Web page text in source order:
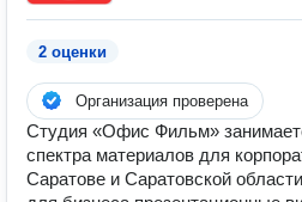
2 оценки
Организация проверена
Студия «Офис Фильм»
спектра материалов для
Саратове и Саратовской